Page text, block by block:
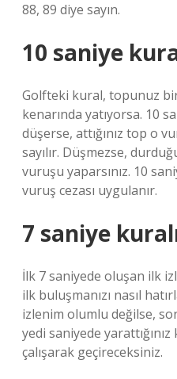
88, 89 diye sayın.
10 saniye
Golfteki kural, topunuz
kenarında yatıyorsa. 10
düşerse, attığınız top o
sayılır. Düşmezse,
vuruşu yaparsınız. 10
vuruş cezası uygulanır.
7 saniye
İlk 7 saniyede oluşan ilk
ilk buluşmanızı nasıl
izlenim olumlu değilse,
yedi saniyede
çalışarak geçireceksiniz.